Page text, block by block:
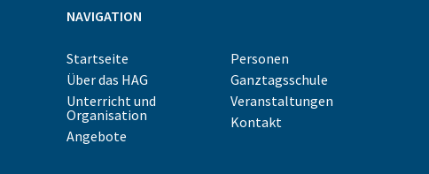
NAVIGATION
Startseite
Über das HAG
Unterricht und
Organisation
Angebote
Personen
Ganztagsschule
Veranstaltungen
Kontakt